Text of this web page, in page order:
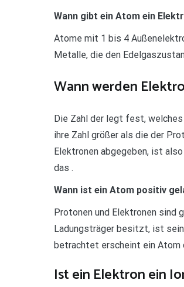
Wann gibt ein Atom ein
Atome mit 1 bis 4
Metalle, die den
Wann werden
Die Zahl der legt fest,
ihre Zahl größer als die der
Elektronen abgegeben, ist
das .
Wann ist ein Atom positiv
Protonen und Elektronen sind
Ladungsträger besitzt, ist
betrachtet erscheint ein Atom
Ist ein Elektron ein